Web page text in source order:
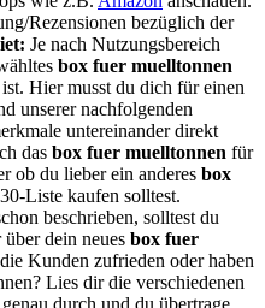
Rezensionen bezüglich der
Je nach Nutzungsbereich
box fuer muelltonnen
Hier musst du dich für einen
unserer nachfolgenden
untereinander direkt
das box fuer muelltonnen für
ob du lieber ein anderes box
Liste kaufen solltest.
beschrieben, solltest du
dein neues box fuer
Kunden zufrieden oder haben
Lies dir die verschiedenen
durch und du übertrage